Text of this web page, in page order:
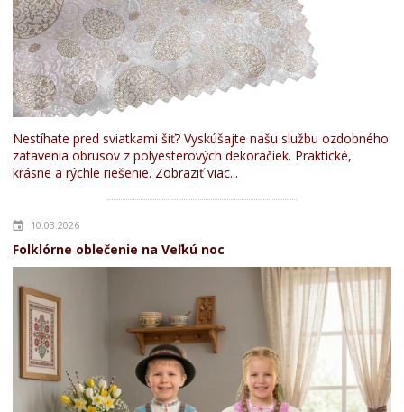
Nestíhate pred sviatkami šiť? Vyskúšajte našu službu ozdobného
zatavenia obrusov z polyesterových dekoračiek. Praktické,
krásne a rýchle riešenie. Zobraziť viac...
10.03.2026
Folklórne oblečenie na Veľkú noc